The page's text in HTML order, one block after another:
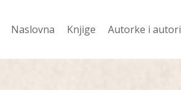
Naslovna Knjige Autorke i autori